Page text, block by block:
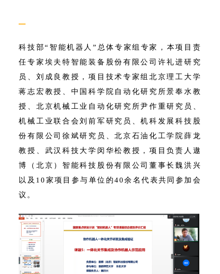
—
科技部“智能机器人”总体专家组专家，本项目责
任专家埃夫特智能装备股份有限公司许礼进研究
员、刘成良教授，项目技术专家组北京理工大学
蒋志宏教授、中国科学院自动化研究所景奉水教
授、北京机械工业自动化研究所尹作重研究员、
机械工业联合会刘前军研究员、机科发展科技股
份有限公司徐斌研究员、北京石油化工学院薛龙
教授、武汉科技大学闵华松教授，项目负责人遨
博（北京）智能科技股份有限公司董事长魏洪兴
以及10家项目参与单位的40余名代表共同参加会
议。